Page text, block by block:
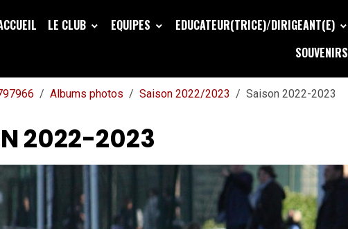
LE CLUB EQUIPES EDUCATEUR(TRICE)/DIRIGEANT(E)
SOUVENIRS
Albums photos Saison 2022/2023 Saison 2022-2023
2022-2023